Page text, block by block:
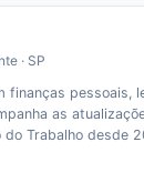
· SP
finanças pessoais,
as
do Trabalho desde